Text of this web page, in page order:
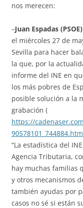
nos merecen:
–Juan Espadas (PSOE)
el miércoles 27 de
Sevilla para hacer
la que, por la
informe del INE en
los más pobres de
posible solución a la
grabación (
https://
“La estadística del
Agencia Tributaria,
hay muchas familias
y otros mecanismos
también ayudas por
casos no sé si están